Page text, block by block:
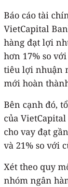
Báo cáo tài
VietCapital
hàng đạt lợi
hơn 17% so
tiêu lợi nhuận
mới hoàn
Bên cạnh đó,
của
cho vay đạt
và 21% so với
Xét theo quy
nhóm ngân